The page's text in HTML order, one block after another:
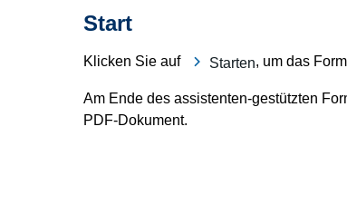
Start
Klicken Sie auf Starten, um das
Am Ende des assistenten-gestützten
PDF-Dokument.